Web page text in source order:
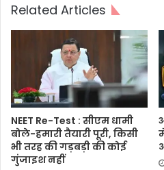
Related Articles
NEET Re-Test : सीएम धामी
बोले-हमारी तैयारी पूरी, किसी
भी तरह की गड़बड़ी की कोई
गुंजाइश नहीं